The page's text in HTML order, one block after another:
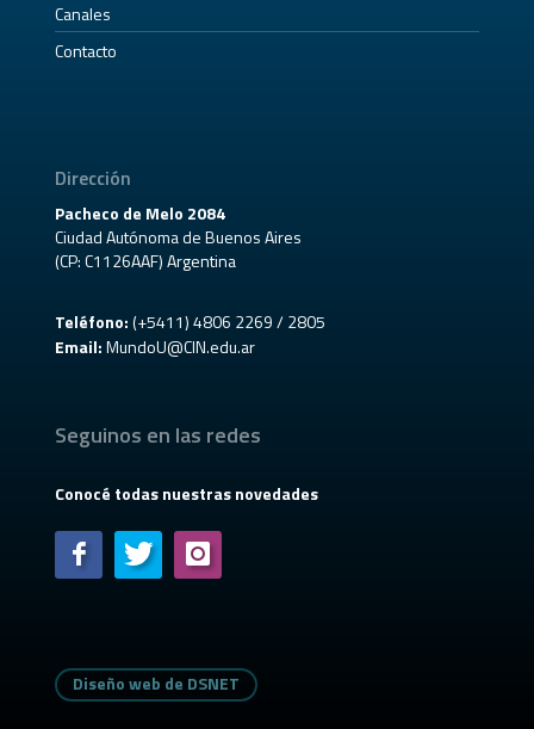
Canales
Contacto
Dirección
Pacheco de Melo 2084
Ciudad Autónoma de Buenos Aires
(CP: C1126AAF) Argentina
Teléfono:(+5411) 4806 2269 / 2805
Email: MundoU@CIN.edu.ar
Seguinos en las redes
Conocé todas nuestras novedades
Diseño web de DSNET